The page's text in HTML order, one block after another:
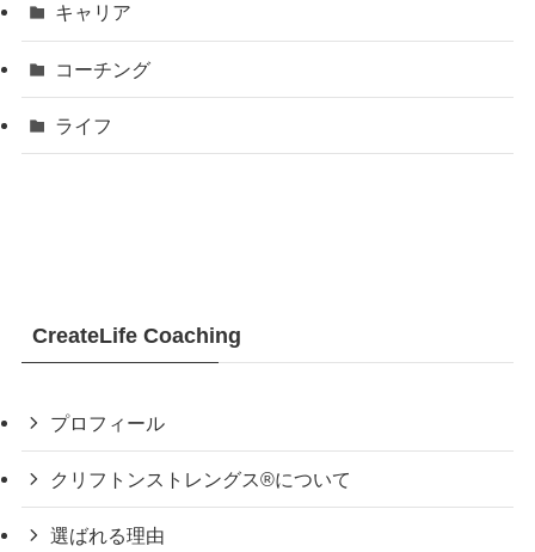
キャリア
コーチング
ライフ
CreateLife Coaching
プロフィール
クリフトンストレングス®について
選ばれる理由